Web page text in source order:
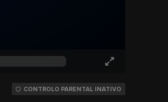
CONTROLO PARENTAL INATIVO